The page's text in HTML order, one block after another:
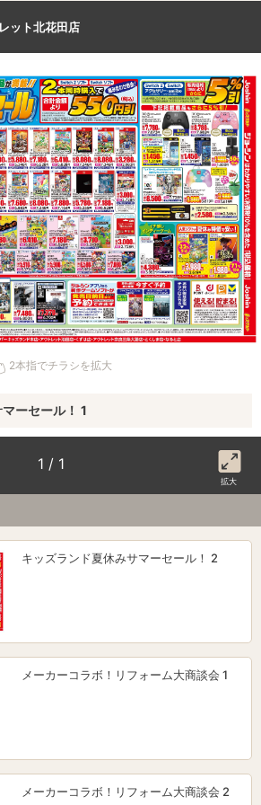
ット北花田店
2本指でチラシを拡大
ーセール！ 1
1 / 1
拡大
キッズランド夏休みサマーセール！ 2
メーカーコラボ！リフォーム大商談会 1
メーカーコラボ！リフォーム大商談会 2